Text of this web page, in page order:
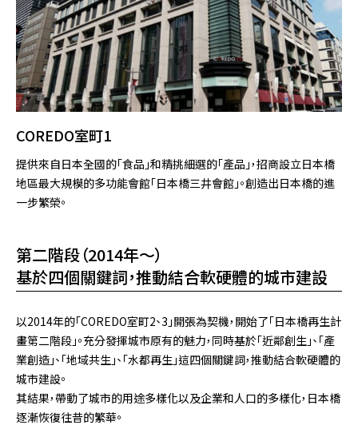
COREDO室町1
提供來自日本全國的「食品」和精挑細選的「產品」，招商設立日本橋
地區最大規模的多功能會館「日本橋三井會館」。創造出日本橋的進
一步繁榮。
第二階段（2014年～）
基於四個關鍵詞，推動結合軟硬體的城市建設
以2014年的「COREDO室町2、3」開張為契機，開始了「日本橋再生計
畫第二階段」。充分發揮城市原有的魅力，同時基於「近鄰創生」、「產
業創造」、「地域共生」、「水都再生」這四個關鍵詞，推動結合軟硬體的
城市建設。
其結果，帶動了城市的用途多樣化以及企業和人口的多樣化，日本橋
逐漸恢復往昔的繁華。